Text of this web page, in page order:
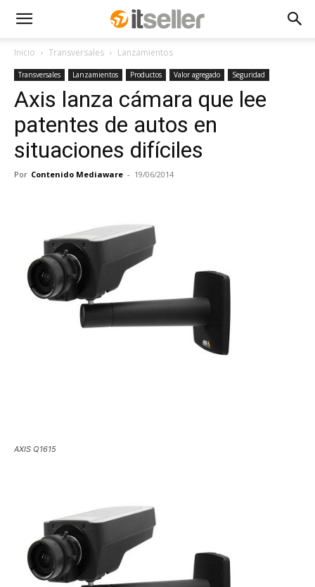
Inicio Transversales Lanzamientos
Transversales Lanzamientos Productos Valor agregado Seguridad
Axis lanza cámara que lee
patentes de autos en
situaciones difíciles
Por Contenido Mediaware - 19/06/2014
AXIS Q1615